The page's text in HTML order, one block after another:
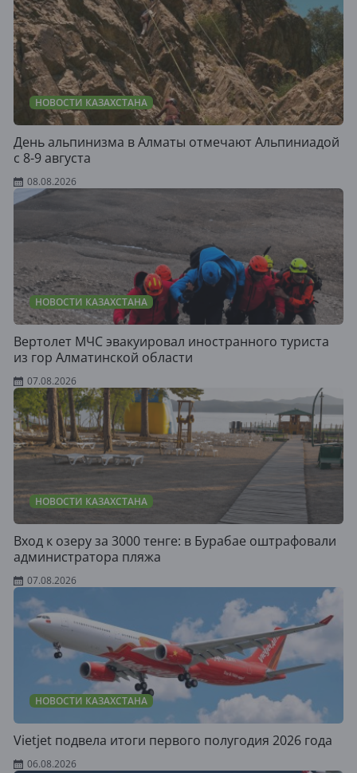
НОВОСТИ КАЗАХСТАНА
День альпинизма в Алматы отмечают Альпиниадой
с 8-9 августа
08.08.2026
НОВОСТИ КАЗАХСТАНА
Вертолет МЧС эвакуировал иностранного туриста
из гор Алматинской области
07.08.2026
НОВОСТИ КАЗАХСТАНА
Вход к озеру за 3000 тенге: в Бурабае оштрафовали
администратора пляжа
07.08.2026
НОВОСТИ КАЗАХСТАНА
Vietjet подвела итоги первого полугодия 2026 года
06.08.2026